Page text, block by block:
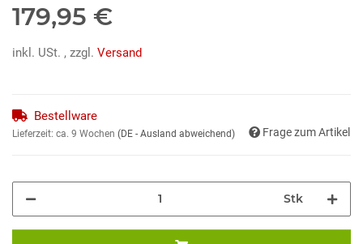
179,95 €
inkl. USt. , zzgl. Versand
Bestellware
Lieferzeit: ca. 9 Wochen (DE - Ausland abweichend) Frage zum Artikel
Stk